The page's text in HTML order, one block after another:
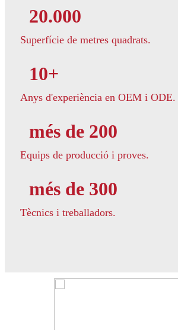
20.000
Superfície de metres quadrats.
10+
Anys d'experiència en OEM i ODE.
més de 200
Equips de producció i proves.
més de 300
Tècnics i treballadors.